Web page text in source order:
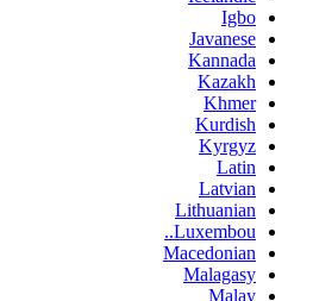
Igbo
Javanese
Kannada
Kazakh
Khmer
Kurdish
Kyrgyz
Latin
Latvian
Lithuanian
Luxembou..
Macedonian
Malagasy
Malay